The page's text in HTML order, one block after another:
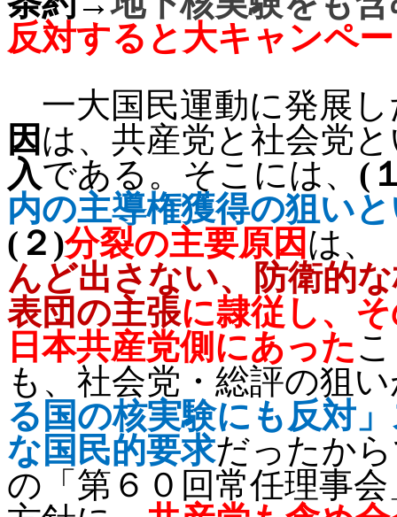
反対すると大キャンペ
一大国民運動に発展し
因 は、共産党と社会党
入である。そこには、 (
内の主導権獲得の狙い
( ２ )分裂の主要原因 は、
んど出さない、防衛的
表団の主張に隷従し、
日本共産党側にあった
も、社会党・総評の狙
る国の核実験にも反対
な国民的要求だったか
の「第６０回常任理事